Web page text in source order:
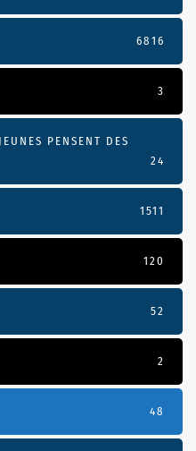
6816
3
PENSENT DES
24
1511
120
52
2
48